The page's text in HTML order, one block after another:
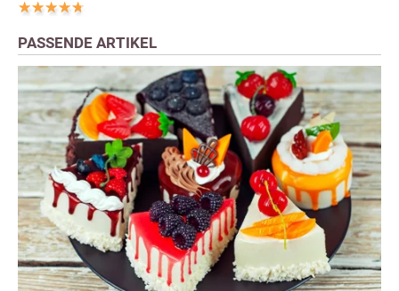
PASSENDE ARTIKEL